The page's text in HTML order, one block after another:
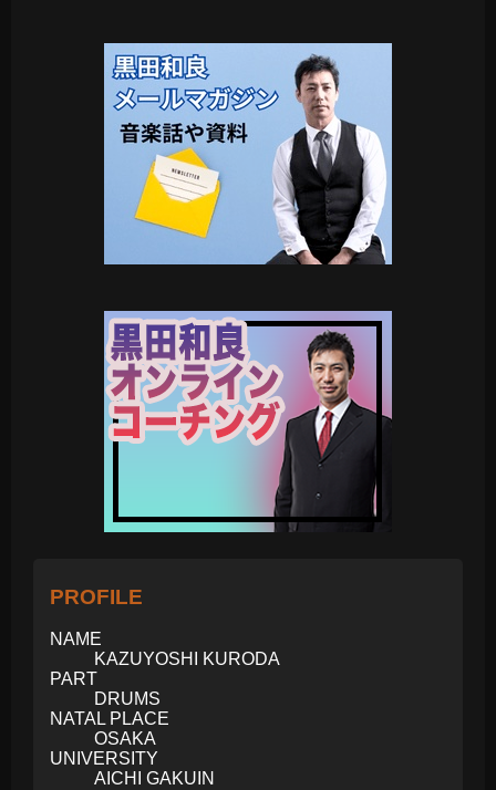
PROFILE
NAME
KAZUYOSHI KURODA
PART
DRUMS
NATAL PLACE
OSAKA
UNIVERSITY
AICHI GAKUIN